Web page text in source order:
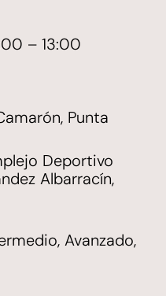
– 13:00
Punta
Deportivo
Albarracín,
Avanzado,